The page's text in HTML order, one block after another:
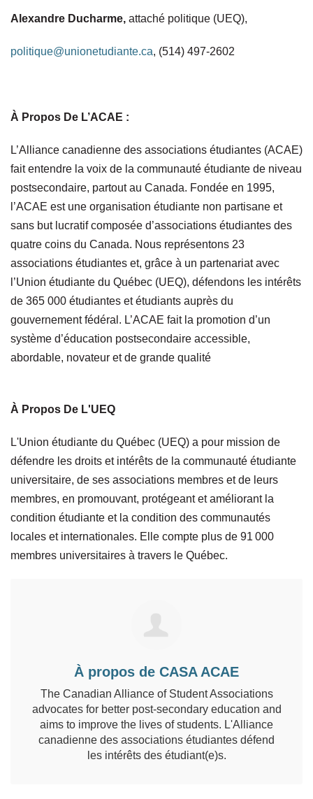
Alexandre Ducharme, attaché politique (UEQ),
politique@unionetudiante.ca, (514) 497-2602
À Propos De L’ACAE :
L’Alliance canadienne des associations étudiantes (ACAE)
fait entendre la voix de la communauté étudiante de niveau
postsecondaire, partout au Canada. Fondée en 1995,
l’ACAE est une organisation étudiante non partisane et
sans but lucratif composée d’associations étudiantes des
quatre coins du Canada. Nous représentons 23
associations étudiantes et, grâce à un partenariat avec
l’Union étudiante du Québec (UEQ), défendons les intérêts
de 365 000 étudiantes et étudiants auprès du
gouvernement fédéral. L’ACAE fait la promotion d’un
système d’éducation postsecondaire accessible,
abordable, novateur et de grande qualité
À Propos De L'UEQ
L'Union étudiante du Québec (UEQ) a pour mission de
défendre les droits et intérêts de la communauté étudiante
universitaire, de ses associations membres et de leurs
membres, en promouvant, protégeant et améliorant la
condition étudiante et la condition des communautés
locales et internationales. Elle compte plus de 91 000
membres universitaires à travers le Québec.
À propos de CASA ACAE
The Canadian Alliance of Student Associations
advocates for better post-secondary education and
aims to improve the lives of students. L'Alliance
canadienne des associations étudiantes défend
les intérêts des étudiant(e)s.